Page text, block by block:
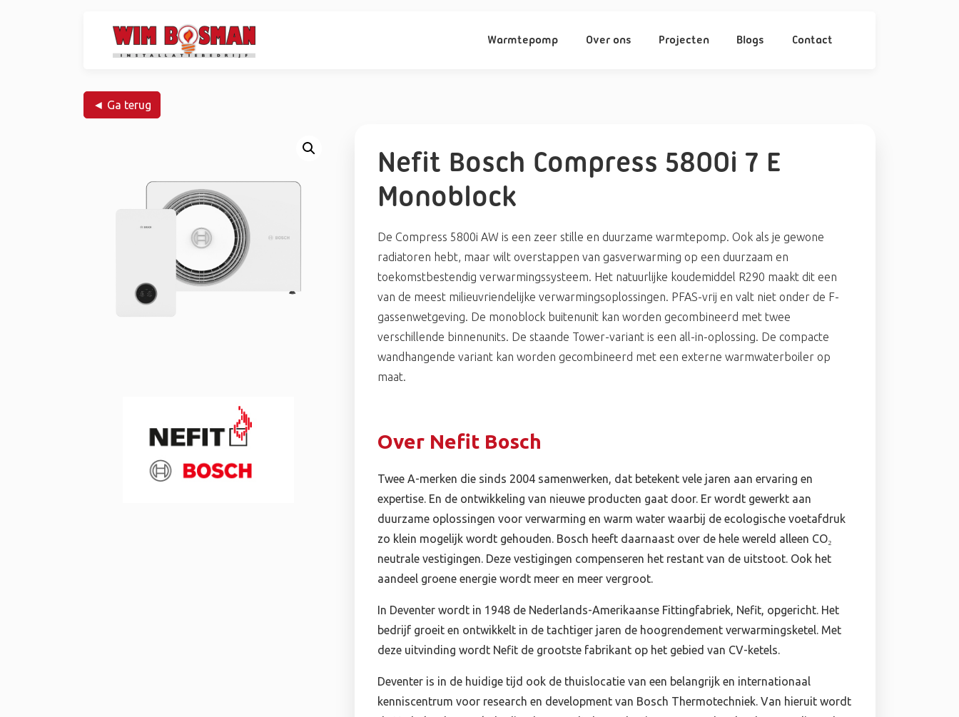
Warmtepomp Over ons Projecten Blogs Contact
◄ Ga terug
Nefit Bosch Compress 5800i 7 E
Monoblock
De Compress 5800i AW is een zeer stille en duurzame warmtepomp. Ook als je gewone
radiatoren hebt, maar wilt overstappen van gasverwarming op een duurzaam en
toekomstbestendig verwarmingssysteem. Het natuurlijke koudemiddel R290 maakt dit een
van de meest milieuvriendelijke verwarmingsoplossingen. PFAS-vrij en valt niet onder de F-
gassenwetgeving. De monoblock buitenunit kan worden gecombineerd met twee
verschillende binnenunits. De staande Tower-variant is een all-in-oplossing. De compacte
wandhangende variant kan worden gecombineerd met een externe warmwaterboiler op
maat.
Over Nefit Bosch
Twee A-merken die sinds 2004 samenwerken, dat betekent vele jaren aan ervaring en
expertise. En de ontwikkeling van nieuwe producten gaat door. Er wordt gewerkt aan
duurzame oplossingen voor verwarming en warm water waarbij de ecologische voetafdruk
zo klein mogelijk wordt gehouden. Bosch heeft daarnaast over de hele wereld alleen CO₂
neutrale vestigingen. Deze vestigingen compenseren het restant van de uitstoot. Ook het
aandeel groene energie wordt meer en meer vergroot.
In Deventer wordt in 1948 de Nederlands-Amerikaanse Fittingfabriek, Nefit, opgericht. Het
bedrijf groeit en ontwikkelt in de tachtiger jaren de hoogrendement verwarmingsketel. Met
deze uitvinding wordt Nefit de grootste fabrikant op het gebied van CV-ketels.
Deventer is in de huidige tijd ook de thuislocatie van een belangrijk en internationaal
kenniscentrum voor research en development van Bosch Thermotechniek. Van hieruit wordt